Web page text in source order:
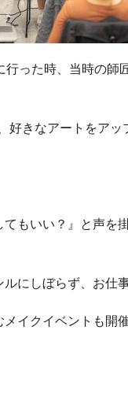
った時、当時の師
きなアートをアッ
もいい？』と声を
にしぼらず、お仕
イクイベントも開催